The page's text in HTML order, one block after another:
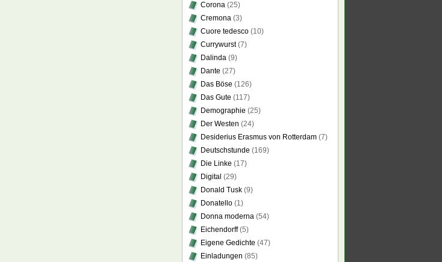
Corona (25)
Cremona (3)
Cuore tedesco (10)
Currywurst(7)
Dalinda (9)
Dante (27)
Das Böse (126)
Das Gute (117)
Demographie (25)
Der Westen (24)
Desiderius Erasmus von Rotterdam (7)
Deutschstunde (169)
Die Linke (17)
Digital (29)
Donald Tusk (9)
Donatello (1)
Donna moderna (54)
Eichendorff(5)
Eigene Gedichte (47)
Einladungen (85)